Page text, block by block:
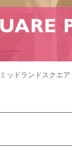
ミッドランドスクエア